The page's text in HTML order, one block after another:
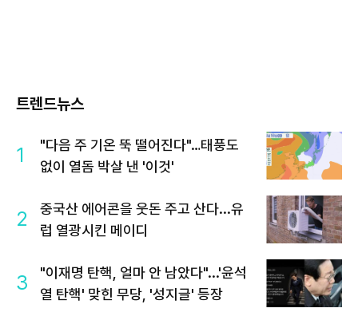
트렌드뉴스
1
"다음 주 기온 뚝 떨어진다"…태풍도
없이 열돔 박살 낸 '이것'
2
중국산 에어콘을 웃돈 주고 산다...유
럽 열광시킨 메이디
3
"이재명 탄핵, 얼마 안 남았다"...'윤석
열 탄핵' 맞힌 무당, '성지글' 등장